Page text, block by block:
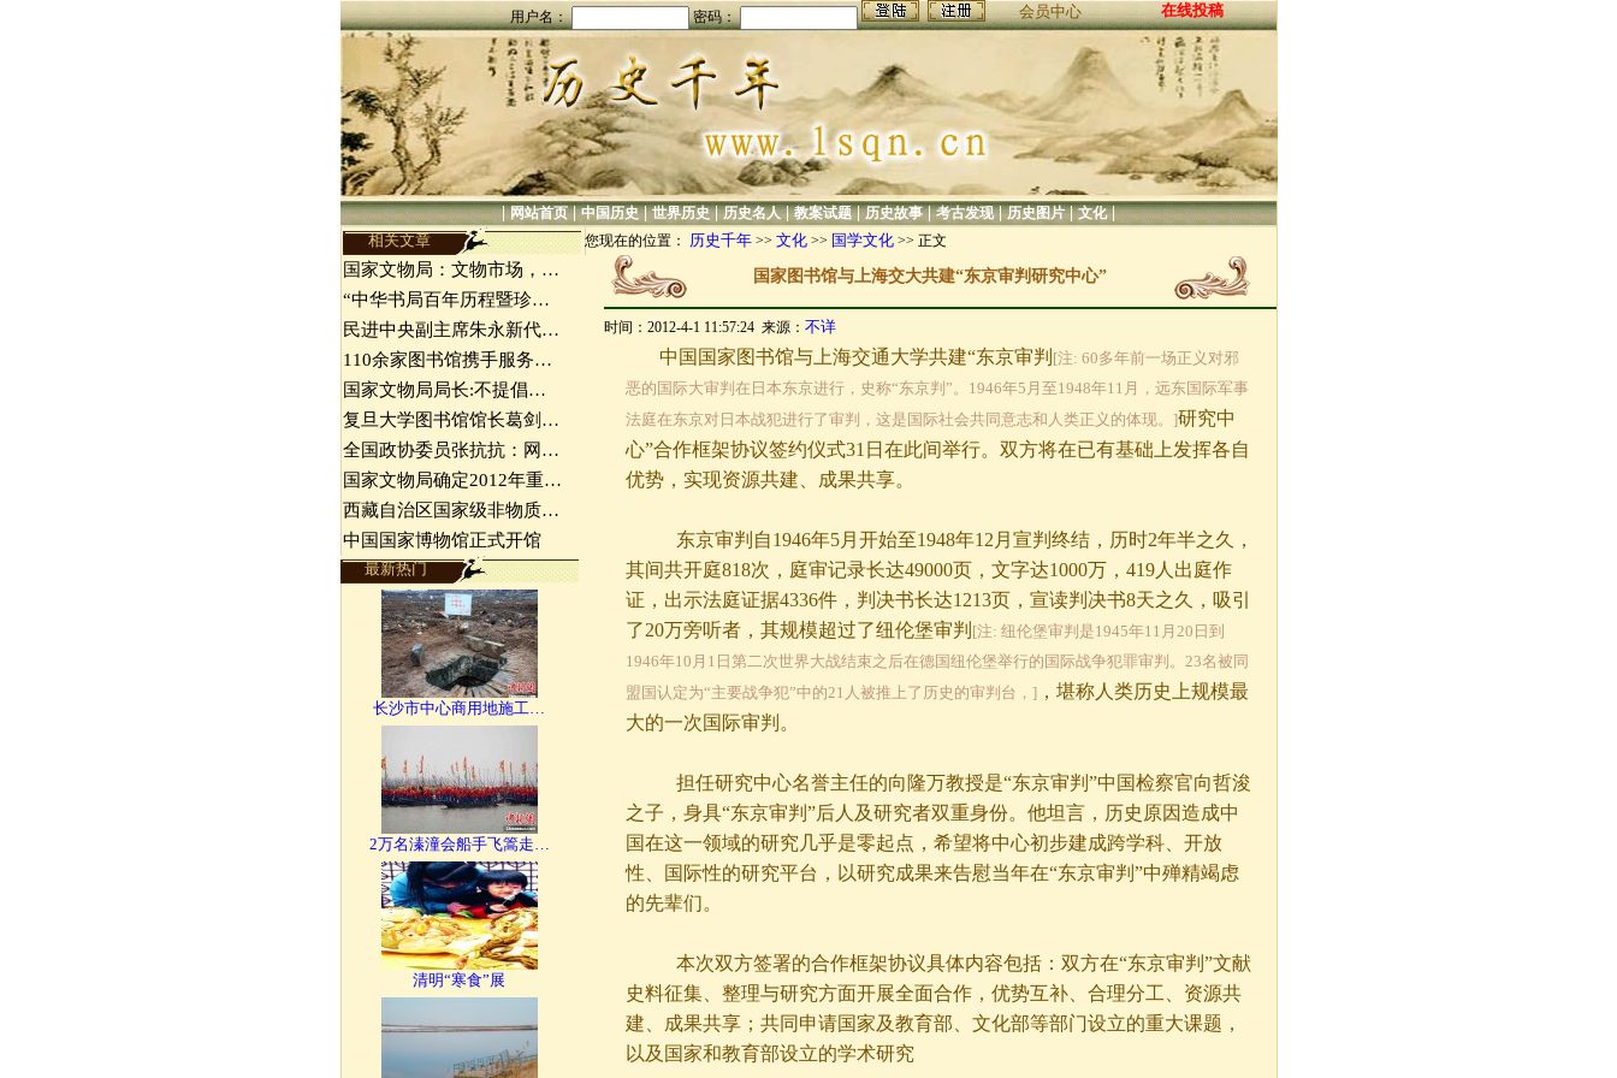
用户名： 密码： 会员中心 在线投稿
|网站首页|中国历史|世界历史|历史名人|教案试题|历史故事|考古发现|历史图片|文化|
相关文章
您现在的位置： 历史千年>> 文化>> 国学文化>> 正文
国家文物局：文物市场，…
“中华书局百年历程暨珍…
民进中央副主席朱永新代…
110余家图书馆携手服务…
国家文物局局长:不提倡…
复旦大学图书馆馆长葛剑…
全国政协委员张抗抗：网…
国家文物局确定2012年重…
西藏自治区国家级非物质…
中国国家博物馆正式开馆
最新热门
长沙市中心商用地施工…
2万名溱潼会船手飞篙走…
清明“寒食”展
国家图书馆与上海交大共建“东京审判研究中心”
时间：2012-4-1 11:57:24 来源： 不详
中国国家图书馆与上海交通大学共建“东京审判 [注: 60多年前一场正义对邪
恶的国际大审判在日本东京进行，史称“东京判”。1946年5月至1948年11月，远东国际军事
法庭在东京对日本战犯进行了审判，这是国际社会共同意志和人类正义的体现。]研究中
心”合作框架协议签约仪式31日在此间举行。双方将在已有基础上发挥各自
优势，实现资源共建、成果共享。
东京审判自1946年5月开始至1948年12月宣判终结，历时2年半之久，
其间共开庭818次，庭审记录长达49000页，文字达1000万，419人出庭作
证，出示法庭证据4336件，判决书长达1213页，宣读判决书8天之久，吸引
了20万旁听者，其规模超过了纽伦堡审判 [注: 纽伦堡审判是1945年11月20日到
1946年10月1日第二次世界大战结束之后在德国纽伦堡举行的国际战争犯罪审判。23名被同
盟国认定为“主要战争犯”中的21人被推上了历史的审判台，]，堪称人类历史上规模最
大的一次国际审判。
担任研究中心名誉主任的向隆万教授是“东京审判”中国检察官向哲浚
之子，身具“东京审判”后人及研究者双重身份。他坦言，历史原因造成中
国在这一领域的研究几乎是零起点，希望将中心初步建成跨学科、开放
性、国际性的研究平台，以研究成果来告慰当年在“东京审判”中殚精竭虑
的先辈们。
本次双方签署的合作框架协议具体内容包括：双方在“东京审判”文献
史料征集、整理与研究方面开展全面合作，优势互补、合理分工、资源共
建、成果共享；共同申请国家及教育部、文化部等部门设立的重大课题，
以及国家和教育部设立的学术研究